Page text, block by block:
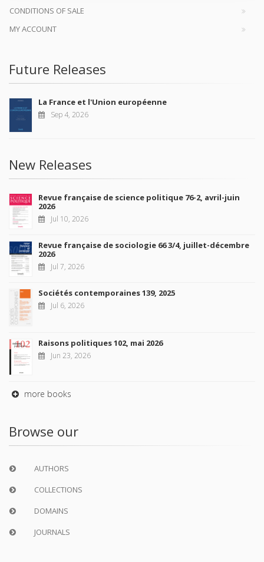
CONDITIONS OF SALE
MY ACCOUNT
Future Releases
La France et l'Union européenne
Sep 4, 2026
New Releases
Revue française de science politique 76-2, avril-juin
2026
Jul 10, 2026
Revue française de sociologie 66 3/4, juillet-décembre
2026
Jul 7, 2026
Sociétés contemporaines 139, 2025
Jul 6, 2026
Raisons politiques 102, mai 2026
Jun 23, 2026
more books
Browse our
AUTHORS
COLLECTIONS
DOMAINS
JOURNALS